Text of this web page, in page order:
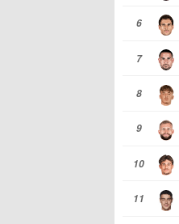
6
7
8
9
10
11